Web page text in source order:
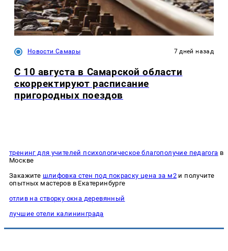
Новости Самары 7 дней назад
С 10 августа в Самарской области
скорректируют расписание
пригородных поездов
тренинг для учителей психологическое благополучие педагога в
Москве
Закажите шлифовка стен под покраску цена за м2и получите
опытных мастеров в Екатеринбурге
отлив на створку окна деревянный
лучшие отели калининграда